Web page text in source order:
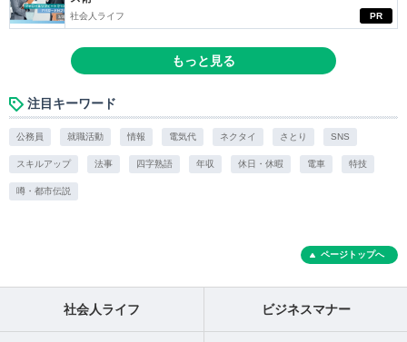
PR
社会人ライフ
もっと見る
注目キーワード
公務員 就職活動 情報 電気代 ネクタイ さとり SNS
スキルアップ 法事 四字熟語 年収 休日・休暇 電車 特技
噂・都市伝説
ページトップへ
社会人ライフ ビジネスマナー